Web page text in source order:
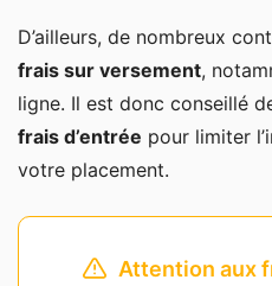
D’ailleurs, de nombreux
frais sur versement,
ligne. Il est donc conseillé
frais d’entrée pour limiter
votre placement.
Attention aux